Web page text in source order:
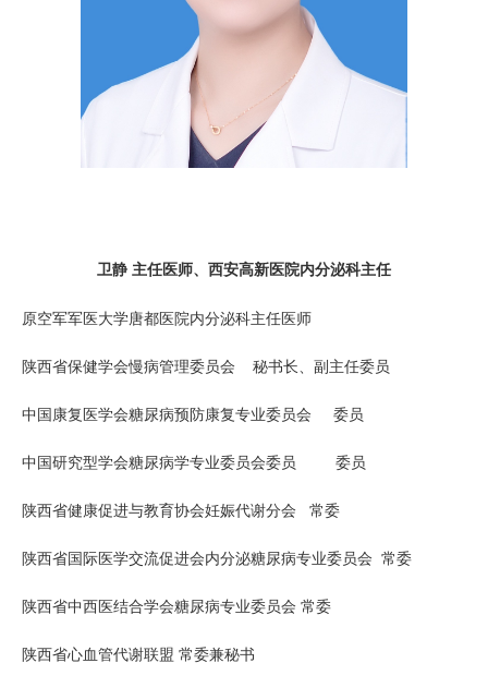
卫静 主任医师、西安高新医院内分泌科主任
原空军军医大学唐都医院内分泌科主任医师
陕西省保健学会慢病管理委员会 秘书长、副主任委员
中国康复医学会糖尿病预防康复专业委员会 委员
中国研究型学会糖尿病学专业委员会委员 委员
陕西省健康促进与教育协会妊娠代谢分会 常委
陕西省国际医学交流促进会内分泌糖尿病专业委员会 常委
陕西省中西医结合学会糖尿病专业委员会 常委
陕西省心血管代谢联盟 常委兼秘书